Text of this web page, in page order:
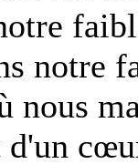
notre
nous